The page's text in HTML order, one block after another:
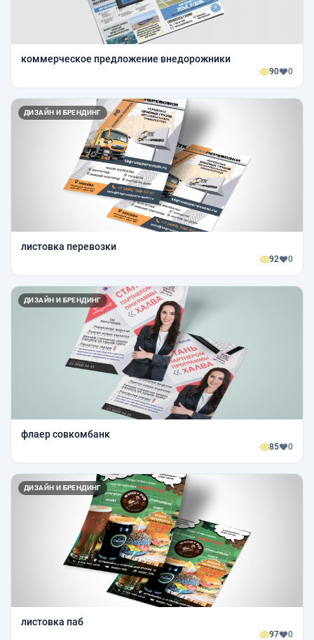
коммерческое предложение внедорожники
90 0
ДИЗАЙН И БРЕНДИНГ
листовка перевозки
92 0
ДИЗАЙН И БРЕНДИНГ
флаер совкомбанк
85 0
ДИЗАЙН И БРЕНДИНГ
листовка паб
97 0